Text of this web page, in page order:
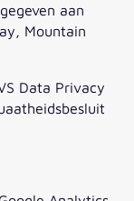
aan
Mountain
Data Privacy